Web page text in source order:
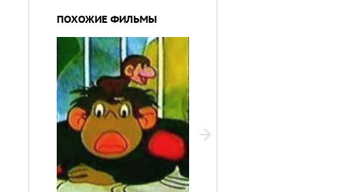
ПОХОЖИЕ ФИЛЬМЫ